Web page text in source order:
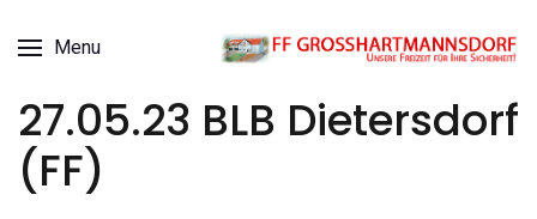
Menu
27.05.23 BLB Dietersdorf
(FF)